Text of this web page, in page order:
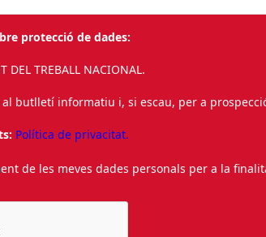
protecció de dades:
DEL TREBALL NACIONAL.
butlletí informatiu i, si escau, per a
Política de privacitat.
de les meves dades personals per a la